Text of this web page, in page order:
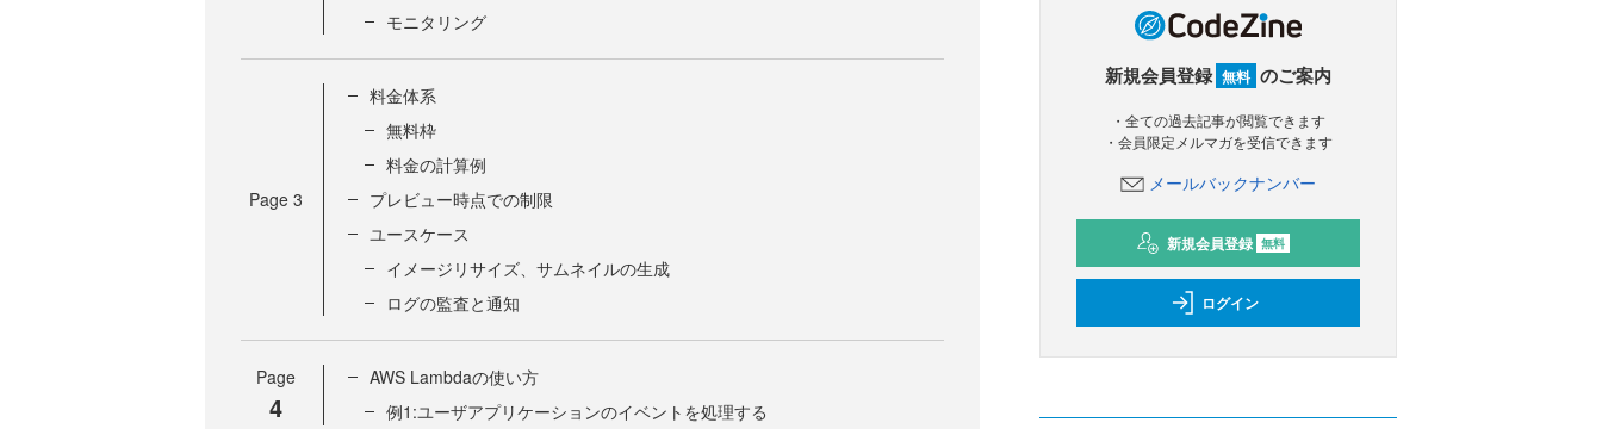
モニタリング
Page 3
料金体系
無料枠
料金の計算例
プレビュー時点での制限
ユースケース
イメージリサイズ、サムネイルの生成
ログの監査と通知
Page
4
AWS Lambdaの使い方
例1:ユーザアプリケーションのイベントを処理する
新規会員登録 無料 のご案内
・全ての過去記事が閲覧できます
・会員限定メルマガを受信できます
メールバックナンバー
新規会員登録 無料
ログイン